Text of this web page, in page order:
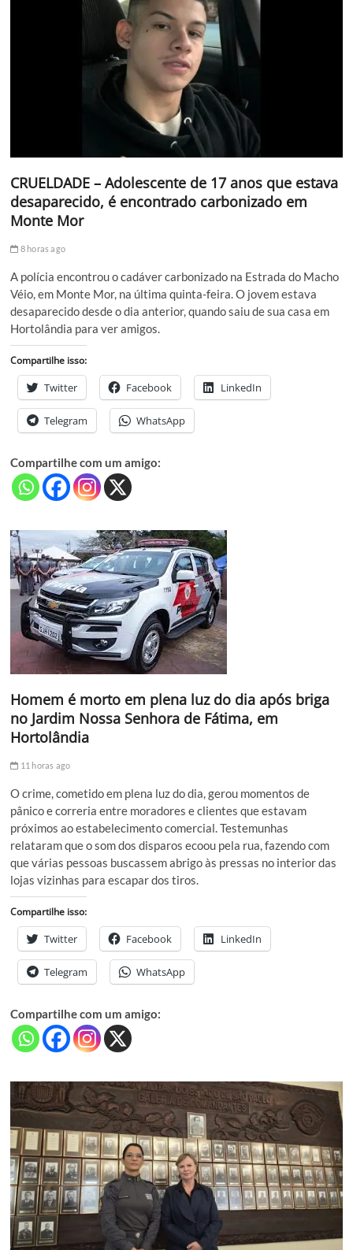
CRUELDADE – Adolescente de 17 anos que estava
desaparecido, é encontrado carbonizado em
Monte Mor
8 horas ago
A polícia encontrou o cadáver carbonizado na Estrada do Macho
Véio, em Monte Mor, na última quinta-feira. O jovem estava
desaparecido desde o dia anterior, quando saiu de sua casa em
Hortolândia para ver amigos.
Compartilhe isso:
Twitter Facebook LinkedIn
Telegram WhatsApp
Compartilhe com um amigo:
Homem é morto em plena luz do dia após briga
no Jardim Nossa Senhora de Fátima, em
Hortolândia
11 horas ago
O crime, cometido em plena luz do dia, gerou momentos de
pânico e correria entre moradores e clientes que estavam
próximos ao estabelecimento comercial. Testemunhas
relataram que o som dos disparos ecoou pela rua, fazendo com
que várias pessoas buscassem abrigo às pressas no interior das
lojas vizinhas para escapar dos tiros.
Compartilhe isso:
Twitter Facebook LinkedIn
Telegram WhatsApp
Compartilhe com um amigo: